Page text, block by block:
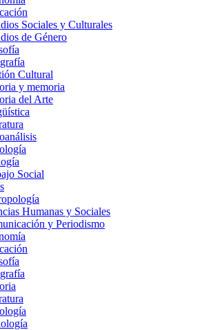
Sociales y Culturales
de Género
Cultural
y memoria
del Arte
Social
Humanas y Sociales
y Periodismo